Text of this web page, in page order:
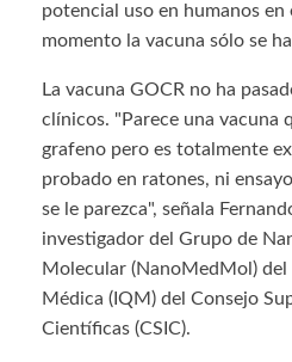
potencial uso en humanos
momento la vacuna sólo se
La vacuna GOCR no ha
clínicos. "Parece una vacuna
grafeno pero es totalmente
probado en ratones, ni
se le parezca", señala
investigador del Grupo de
Molecular (NanoMedMol)
Médica (IQM) del Consejo
Científicas (CSIC).